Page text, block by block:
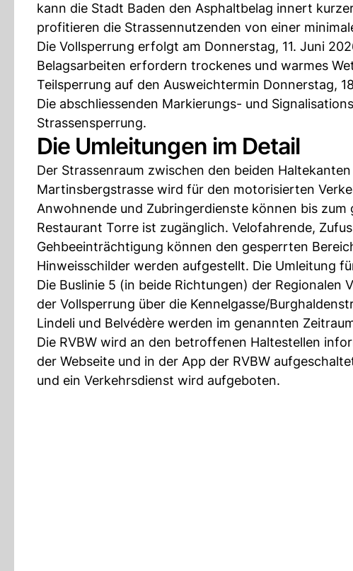
kann die Stadt Baden den Asphaltbelag innert
profitieren die Strassennutzenden von einer
Die Vollsperrung erfolgt am Donnerstag, 11. Juni
Belagsarbeiten erfordern trockenes und warmes
Teilsperrung auf den Ausweichtermin Donnerstag,
Die abschliessenden Markierungs- und
Strassensperrung.
Die Umleitungen im Detail
Der Strassenraum zwischen den beiden
Martinsbergstrasse wird für den motorisierten
Anwohnende und Zubringerdienste können bis
Restaurant Torre ist zugänglich. Velofahrende,
Gehbeeinträchtigung können den gesperrten
Hinweisschilder werden aufgestellt. Die Umleitung
Die Buslinie 5 (in beide Richtungen) der
der Vollsperrung über die Kennelgasse/
Lindeli und Belvédère werden im genannten
Die RVBW wird an den betroffenen Haltestellen
der Webseite und in der App der RVBW
und ein Verkehrsdienst wird aufgeboten.